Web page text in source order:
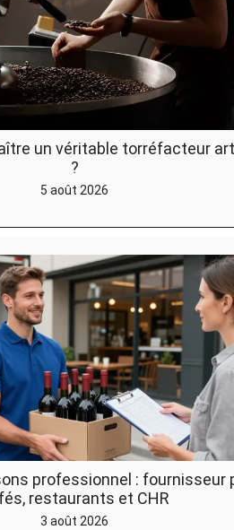
un véritable torréfacteur
?
5 août 2026
professionnel : fournisseur
restaurants et CHR
3 août 2026